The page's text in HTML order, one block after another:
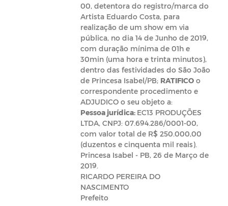
00, detentora do registro/marca do
Artista Eduardo Costa, para
realização de um show em via
pública, no dia 14 de Junho de 2019,
com duração mínima de 01h e
30min (uma hora e trinta minutos),
dentro das festividades do São João
de Princesa Isabel/PB; RATIFICOo
correspondente procedimento e
ADJUDICO o seu objeto a:
Pessoa jurídica: EC13 PRODUÇÕES
LTDA, CNPJ: 07.694.286/0001-00,
com valor total de R$ 250.000,00
(duzentos e cinquenta mil reais).
Princesa Isabel - PB, 26 de Março de
2019.
RICARDO PEREIRA DO
NASCIMENTO
Prefeito